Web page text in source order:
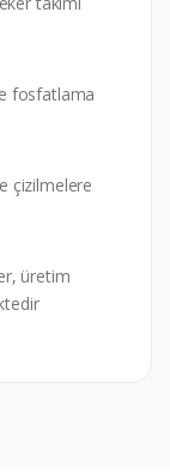
fosfatlama
çizilmelere
üretim